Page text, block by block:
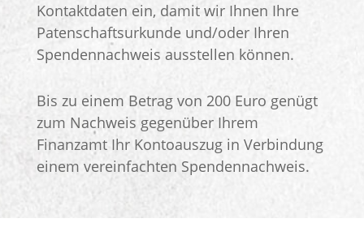
Kontaktdaten ein, damit wir Ihnen Ihre
Patenschaftsurkunde und/oder Ihren
Spendennachweis ausstellen können.
Bis zu einem Betrag von 200 Euro genügt
zum Nachweis gegenüber Ihrem
Finanzamt Ihr Kontoauszug in Verbindung
einem vereinfachten Spendennachweis.